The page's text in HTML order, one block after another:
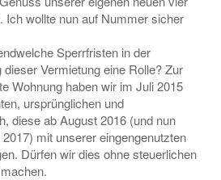
Ich wollte nun auf Nummer sicher
Sperrfristen in der
Vermietung eine Rolle? Zur
Wohnung haben wir im Juli 2015
ursprünglichen und
diese ab August 2016 (und nun
mit unserer eingengenutzten
Dürfen wir dies ohne steuerlichen